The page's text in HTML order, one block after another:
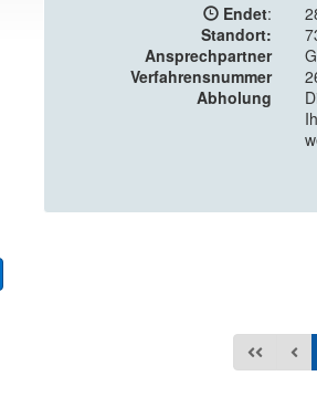
Endet:
Standort:
Ansprechpartner
Verfahrensnummer
Abholung